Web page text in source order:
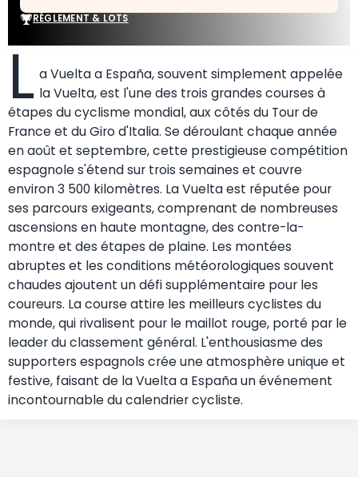
RÉGLEMENT & LOTS
L a Vuelta a España, souvent simplement appelée
la Vuelta, est l'une des trois grandes courses à
étapes du cyclisme mondial, aux côtés du Tour de
France et du Giro d'Italia. Se déroulant chaque année
en août et septembre, cette prestigieuse compétition
espagnole s'étend sur trois semaines et couvre
environ 3 500 kilomètres. La Vuelta est réputée pour
ses parcours exigeants, comprenant de nombreuses
ascensions en haute montagne, des contre-la-
montre et des étapes de plaine. Les montées
abruptes et les conditions météorologiques souvent
chaudes ajoutent un défi supplémentaire pour les
coureurs. La course attire les meilleurs cyclistes du
monde, qui rivalisent pour le maillot rouge, porté par le
leader du classement général. L'enthousiasme des
supporters espagnols crée une atmosphère unique et
festive, faisant de la Vuelta a España un événement
incontournable du calendrier cycliste.